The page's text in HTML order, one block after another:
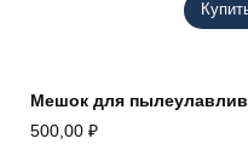
Мешок для
500,00 ₽